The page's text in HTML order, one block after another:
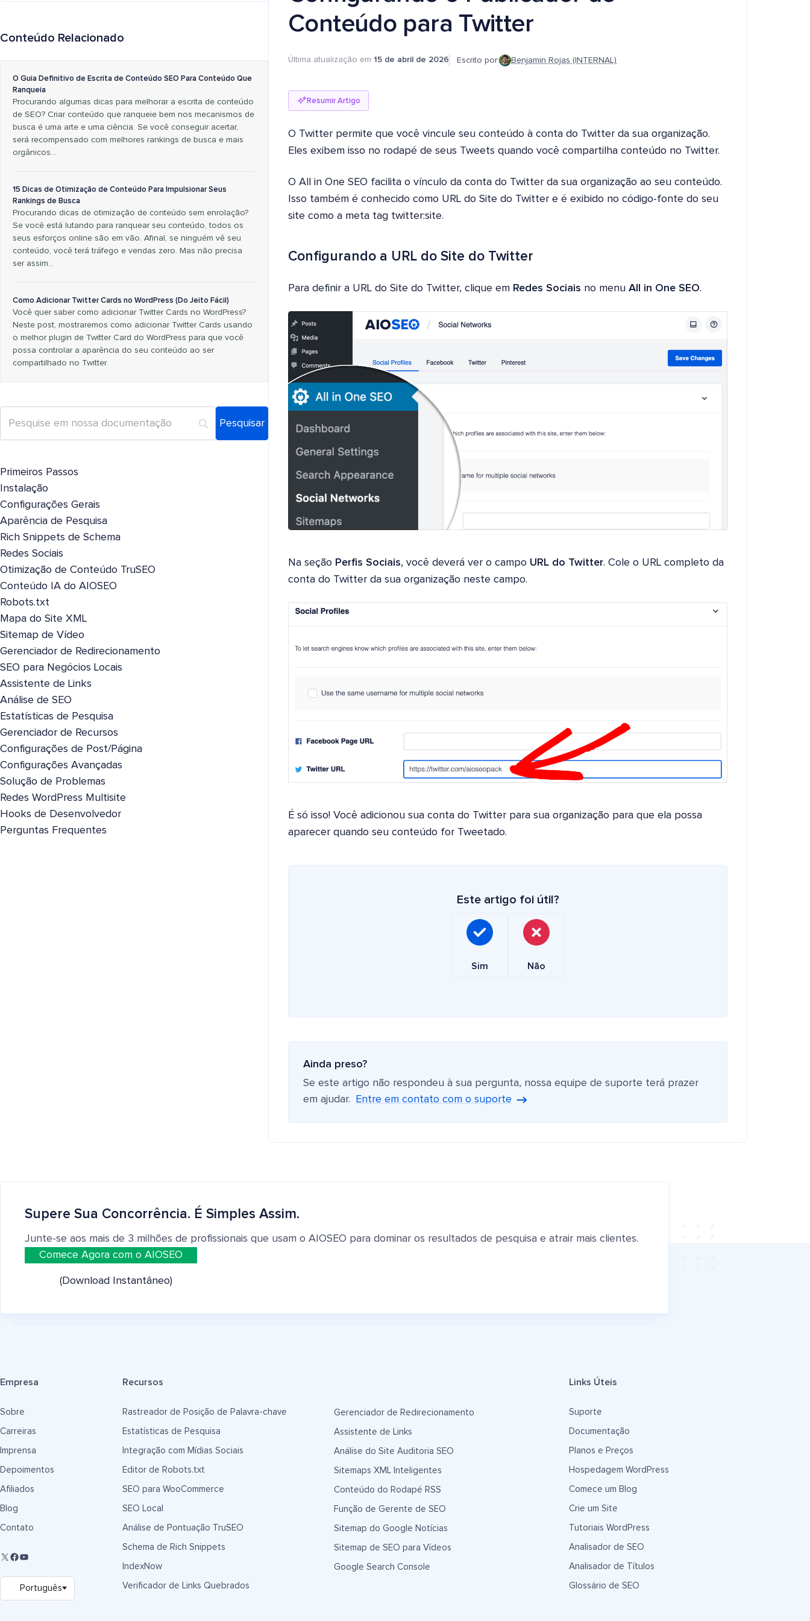
Conteúdo para Twitter
Última atualização em 15 de abril de 2026 Escrito por: Benjamin Rojas (INTERNAL)
Resumir Artigo
O Twitter permite que você vincule seu conteúdo à conta do Twitter da sua organização.
Eles exibem isso no rodapé de seus Tweets quando você compartilha conteúdo no Twitter.
O All in One SEO facilita o vínculo da conta do Twitter da sua organização ao seu conteúdo.
Isso também é conhecido como URL do Site do Twitter e é exibido no código-fonte do seu
site como a meta tag twitter:site.
Configurando a URL do Site do Twitter
Para definir a URL do Site do Twitter, clique em Redes Sociais no menu All in One SEO.
Na seção Perfis Sociais, você deverá ver o campo URL do Twitter. Cole o URL completo da
conta do Twitter da sua organização neste campo.
É só isso! Você adicionou sua conta do Twitter para sua organização para que ela possa
aparecer quando seu conteúdo for Tweetado.
Este artigo foi útil?
Sim Não
Ainda preso?
Se este artigo não respondeu à sua pergunta, nossa equipe de suporte terá prazer
em ajudar.
Entre em contato com o suporte
Conteúdo Relacionado
O Guia Definitivo de Escrita de Conteúdo SEO Para Conteúdo Que
Ranqueia
Procurando algumas dicas para melhorar a escrita de conteúdo
de SEO? Criar conteúdo que ranqueie bem nos mecanismos de
busca é uma arte e uma ciência. Se você conseguir acertar,
será recompensado com melhores rankings de busca e mais
orgânicos…
15 Dicas de Otimização de Conteúdo Para Impulsionar Seus
Rankings de Busca
Procurando dicas de otimização de conteúdo sem enrolação?
Se você está lutando para ranquear seu conteúdo, todos os
seus esforços online são em vão. Afinal, se ninguém vê seu
conteúdo, você terá tráfego e vendas zero. Mas não precisa
ser assim...
Como Adicionar Twitter Cards no WordPress (Do Jeito Fácil)
Você quer saber como adicionar Twitter Cards no WordPress?
Neste post, mostraremos como adicionar Twitter Cards usando
o melhor plugin de Twitter Card do WordPress para que você
possa controlar a aparência do seu conteúdo ao ser
compartilhado no Twitter.
Primeiros Passos
Instalação
Configurações Gerais
Aparência de Pesquisa
Rich Snippets de Schema
Redes Sociais
Otimização de Conteúdo TruSEO
Conteúdo IA do AIOSEO
Robots.txt
Mapa do Site XML
Sitemap de Vídeo
Gerenciador de Redirecionamento
SEO para Negócios Locais
Assistente de Links
Análise de SEO
Estatísticas de Pesquisa
Gerenciador de Recursos
Configurações de Post/Página
Configurações Avançadas
Solução de Problemas
Redes WordPress Multisite
Hooks de Desenvolvedor
Perguntas Frequentes
Supere Sua Concorrência. É Simples Assim.
Junte-se aos mais de 3 milhões de profissionais que usam o AIOSEO para dominar os resultados de pesquisa e atrair mais clientes.
Comece Agora com o AIOSEO
(Download Instantâneo)
Empresa
Sobre
Carreiras
Imprensa
Depoimentos
Afiliados
Blog
Contato
Recursos
Rastreador de Posição de Palavra-chave
Estatísticas de Pesquisa
Integração com Mídias Sociais
Editor de Robots.txt
SEO para WooCommerce
SEO Local
Análise de Pontuação TruSEO
Schema de Rich Snippets
IndexNow
Verificador de Links Quebrados
Gerenciador de Redirecionamento
Assistente de Links
Análise do Site Auditoria SEO
Sitemaps XML Inteligentes
Conteúdo do Rodapé RSS
Função de Gerente de SEO
Sitemap do Google Notícias
Sitemap de SEO para Vídeos
Google Search Console
Links Úteis
Suporte
Documentação
Planos e Preços
Hospedagem WordPress
Comece um Blog
Crie um Site
Tutoriais WordPress
Analisador de SEO
Analisador de Títulos
Glossário de SEO